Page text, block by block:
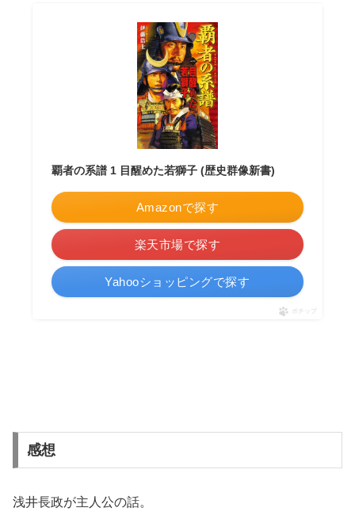
覇者の系譜 1 目醒めた若獅子 (歴史群像新書)
Amazonで探す
楽天市場で探す
Yahooショッピングで探す
ポチップ
感想
浅井長政が主人公の話。